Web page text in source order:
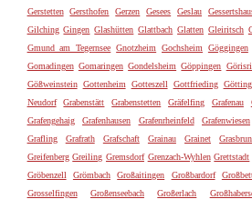
Gerstetten
Gersthofen Gerzen Gesees Geslau
Gilching Gingen Glashütten Glattbach Glatten Gleiritsch
Gmund am Tegernsee Gnotzheim Gochsheim Göggingen
Gomadingen Gomaringen Gondelsheim Göppingen
Gößweinstein Gottenheim Gotteszell Gottfrieding
Neudorf
Grabenstätt Grabenstetten Gräfelfing Grafenau
Grafengehaig
Grafenhausen Grafenrheinfeld Grafenwiesen
Grafling
Grafrath Grafschaft Grainau Grainet
Greifenberg Greiling Gremsdorf Grenzach-Wyhlen Grettstadt
Gröbenzell
Grömbach Großaitingen Großbardorf
Grosselfingen
Großenseebach Großerlach